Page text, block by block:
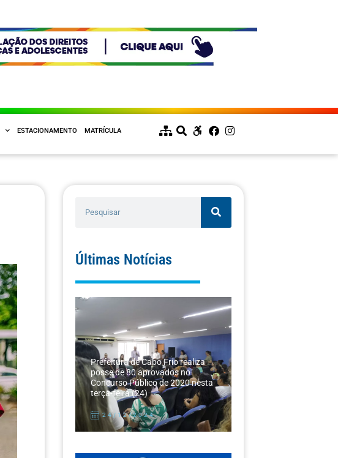
ESTACIONAMENTO MATRÍCULA
Últimas Notícias
Prefeitura de Cabo Frio realiza
posse de 80 aprovados no
Concurso Público de 2020 nesta
terça-feira (24)
24/12/2024